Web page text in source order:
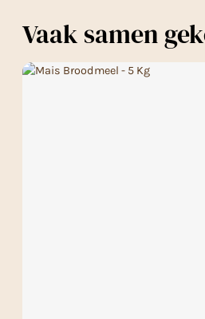
Vaak samen